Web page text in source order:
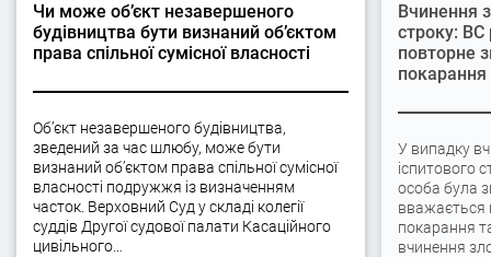
Чи може об’єкт незавершеного
будівництва бути визнаний об’єктом
права спільної сумісної власності
Об’єкт незавершеного будівництва,
зведений за час шлюбу, може бути
визнаний об’єктом права спільної сумісної
власності подружжя із визначенням
часток. Верховний Суд у складі колегії
суддів Другої судової палати Касаційного
цивільного…
Вчинення
строку: ВС
повторне
У випадку
іспитового
особа була
вважається
покарання
вчинення